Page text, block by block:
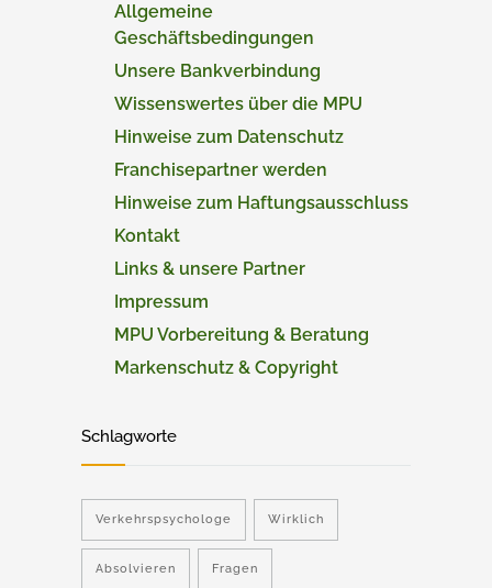
Allgemeine
Geschäftsbedingungen
Unsere Bankverbindung
Wissenswertes über die MPU
Hinweise zum Datenschutz
Franchisepartner werden
Hinweise zum Haftungsausschluss
Kontakt
Links & unsere Partner
Impressum
MPU Vorbereitung & Beratung
Markenschutz & Copyright
Schlagworte
Verkehrspsychologe Wirklich
Absolvieren Fragen